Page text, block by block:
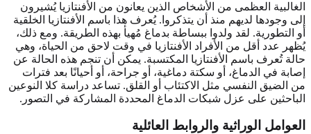
الغالبية العظمى من الأشخاص الذين يعانون من الأفنتازيا يُشيرون
إلى وجودها لديهم منذ أن يتذكروا. يُعرف هذا باسم الأفنتازيا الخلقية
أو التطورية. لقد ولدوا ببساطة بدماغ مُهيأ بهذه الطريقة. ومع ذلك،
يُظهر عدد أقل من الأفراد الأفنتازيا في وقت لاحق من الحياة، وهي
حالة تُعرف باسم الأفنتازيا المكتسبة. يمكن أن تنجم هذه الحالة عن
إصابة في الدماغ، أو سكتة دماغية، أو جراحة، أو أحيانًا بعد فترات
من الضيق النفسي مثل الاكتئاب أو القلق. تساعد دراسة كلا النوعين
الباحثين على عزل شبكات الدماغ المحددة المشاركة في التصور.
العوامل الوراثية والروابط العائلية